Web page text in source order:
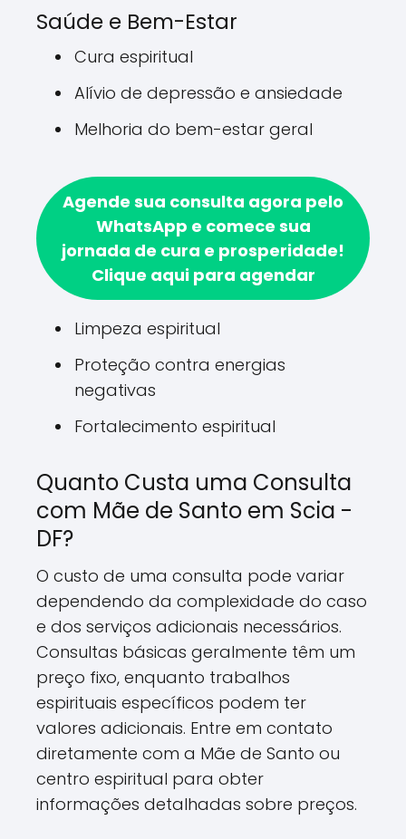
Saúde e Bem-Estar
Cura espiritual
Alívio de depressão e ansiedade
Melhoria do bem-estar geral
Agende sua consulta agora pelo
WhatsApp e comece sua
jornada de cura e prosperidade!
Clique aqui para agendar
Limpeza espiritual
Proteção contra energias
negativas
Fortalecimento espiritual
Quanto Custa uma Consulta
com Mãe de Santo em Scia -
DF?
O custo de uma consulta pode variar
dependendo da complexidade do caso
e dos serviços adicionais necessários.
Consultas básicas geralmente têm um
preço fixo, enquanto trabalhos
espirituais específicos podem ter
valores adicionais. Entre em contato
diretamente com a Mãe de Santo ou
centro espiritual para obter
informações detalhadas sobre preços.